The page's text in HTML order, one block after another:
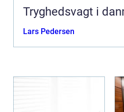
Tryghedsvagt i
Lars Pedersen